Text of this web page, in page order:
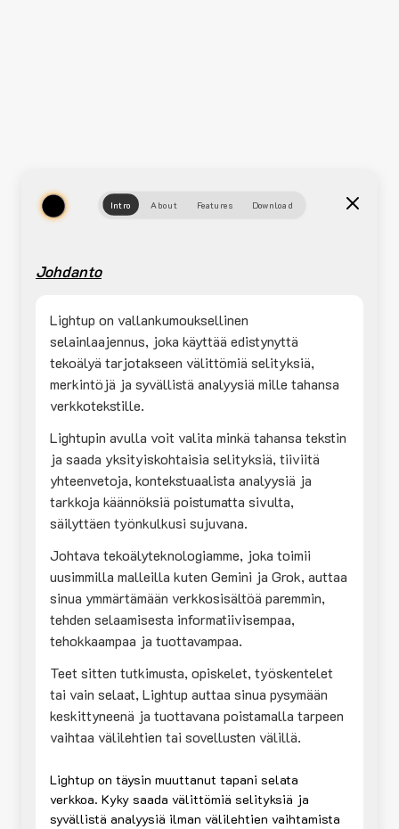
Intro About Features Download
Johdanto
Lightup on vallankumouksellinen
selainlaajennus, joka käyttää edistynyttä
tekoälyä tarjotakseen välittömiä selityksiä,
merkintöjä ja syvällistä analyysiä mille tahansa
verkkotekstille.
Lightupin avulla voit valita minkä tahansa tekstin
ja saada yksityiskohtaisia selityksiä, tiiviitä
yhteenvetoja, kontekstuaalista analyysiä ja
tarkkoja käännöksiä poistumatta sivulta,
säilyttäen työnkulkusi sujuvana.
Johtava tekoälyteknologiamme, joka toimii
uusimmilla malleilla kuten Gemini ja Grok, auttaa
sinua ymmärtämään verkkosisältöä paremmin,
tehden selaamisesta informatiivisempaa,
tehokkaampaa ja tuottavampaa.
Teet sitten tutkimusta, opiskelet, työskentelet
tai vain selaat, Lightup auttaa sinua pysymään
keskittyneenä ja tuottavana poistamalla tarpeen
vaihtaa välilehtien tai sovellusten välillä.
Lightup on täysin muuttanut tapani selata
verkkoa. Kyky saada välittömiä selityksiä ja
syvällistä analyysiä ilman välilehtien vaihtamista